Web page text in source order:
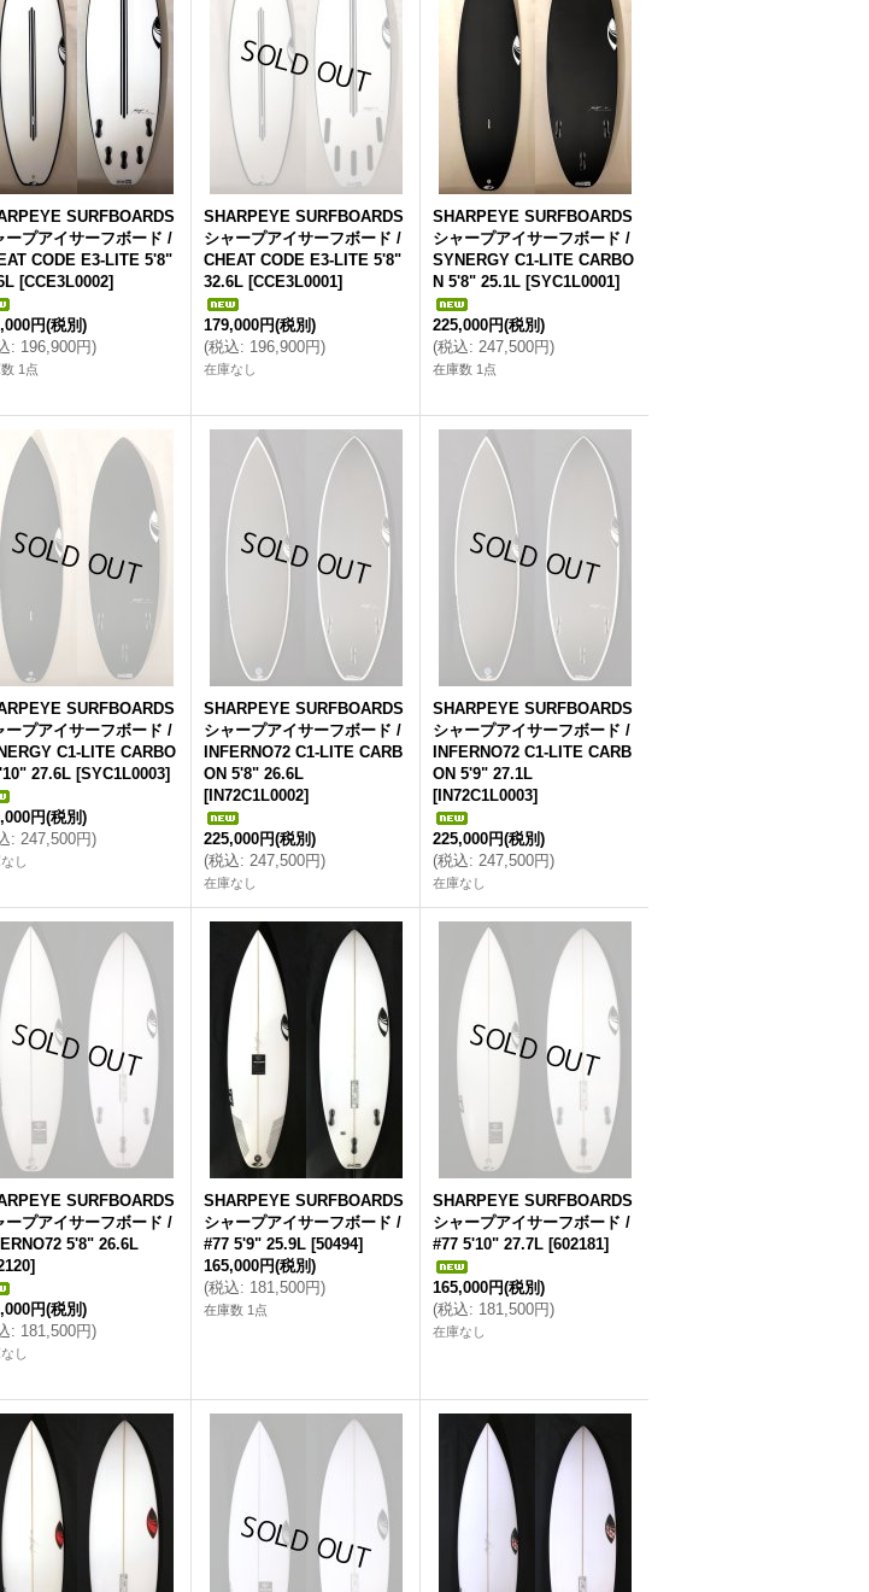
SURFBOARDS
ープアイサーフボード /
CODE E3-LITE 5'8"
[CCE3L0002]
円(税別)
: 196,900円)
1点
SHARPEYE SURFBOARDS
シャープアイサーフボード /
CHEAT CODE E3-LITE 5'8"
32.6L [CCE3L0001]
179,000円(税別)
(税込: 196,900円)
在庫なし
SHARPEYE SURFBOARDS
シャープアイサーフボード /
SYNERGY C1-LITE CARBO
N 5'8" 25.1L [SYC1L0001]
225,000円(税別)
(税込: 247,500円)
在庫数 1点
SURFBOARDS
ープアイサーフボード /
C1-LITE CARBO
27.6L [SYC1L0003]
円(税別)
: 247,500円)
し
SHARPEYE SURFBOARDS
シャープアイサーフボード /
INFERNO72 C1-LITE CARB
ON 5'8" 26.6L
[IN72C1L0002]
225,000円(税別)
(税込: 247,500円)
在庫なし
SHARPEYE SURFBOARDS
シャープアイサーフボード /
INFERNO72 C1-LITE CARB
ON 5'9" 27.1L
[IN72C1L0003]
225,000円(税別)
(税込: 247,500円)
在庫なし
SURFBOARDS
ープアイサーフボード /
5'8" 26.6L
]
円(税別)
: 181,500円)
し
SHARPEYE SURFBOARDS
シャープアイサーフボード /
#77 5'9" 25.9L [50494]
165,000円(税別)
(税込: 181,500円)
在庫数 1点
SHARPEYE SURFBOARDS
シャープアイサーフボード /
#77 5'10" 27.7L [602181]
165,000円(税別)
(税込: 181,500円)
在庫なし